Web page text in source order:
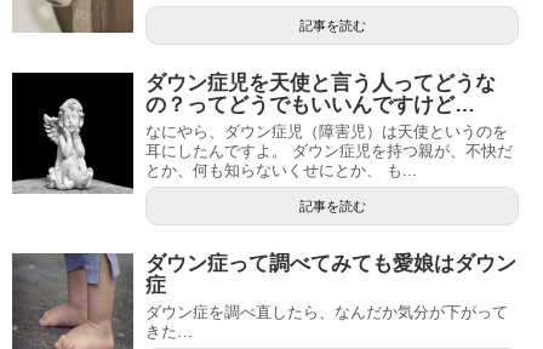
記事を読む
ダウン症児を天使と言う人ってどうな
の？ってどうでもいいんですけど…
なにやら、ダウン症児（障害児）は天使というのを
耳にしたんですよ。 ダウン症児を持つ親が、不快だ
とか、何も知らないくせにとか、 も...
記事を読む
ダウン症って調べてみても愛娘はダウン
症
ダウン症を調べ直したら、なんだか気分が下がって
きた…